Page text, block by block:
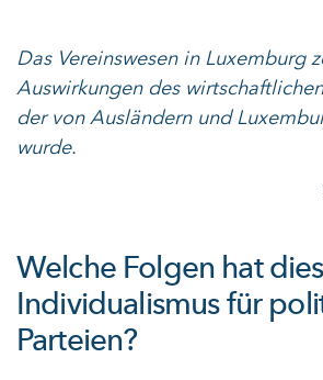
Das Vereinswesen in Luxemburg
Auswirkungen des
der von Ausländern und
wurde.
Welche Folgen hat
Individualismus für
Parteien?